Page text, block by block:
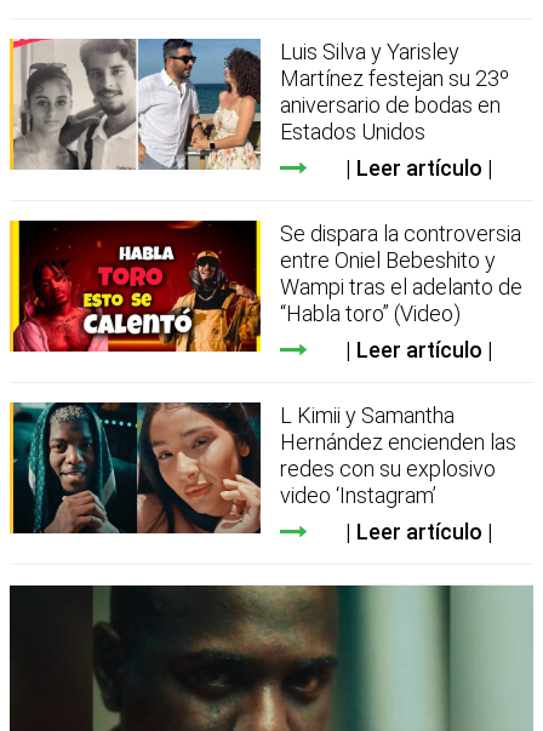
Luis Silva y Yarisley
Martínez festejan su 23º
aniversario de bodas en
Estados Unidos
Leer artículo
Se dispara la controversia
entre Oniel Bebeshito y
Wampi tras el adelanto de
“Habla toro” (Video)
Leer artículo
L Kimii y Samantha
Hernández encienden las
redes con su explosivo
video ‘Instagram’
Leer artículo